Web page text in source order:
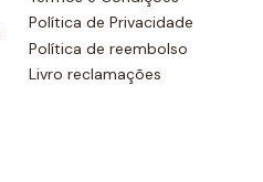
Política de Privacidade
Política de reembolso
Livro reclamações